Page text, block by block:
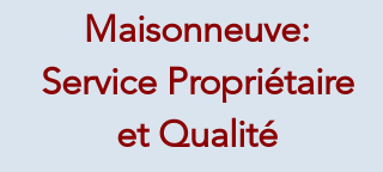
Maisonneuve:
Service Propriétaire
et Qualité